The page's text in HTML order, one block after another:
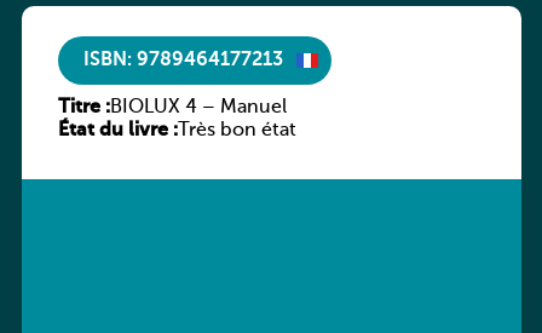
ISBN: 9789464177213
Titre :BIOLUX 4 – Manuel
État du livre :Très bon état